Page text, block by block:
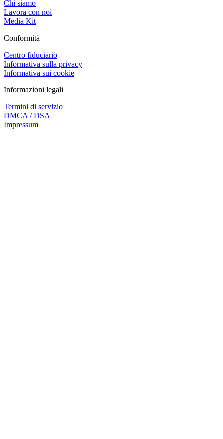
Chi siamo
Lavora con noi
Media Kit
Conformità
Centro fiduciario
Informativa sulla privacy
Informativa sui cookie
Informazioni legali
Termini di servizio
DMCA / DSA
Impressum